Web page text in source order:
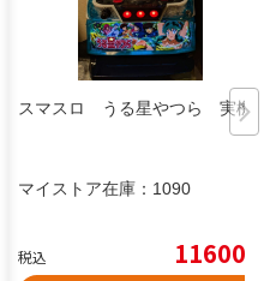
スマスロ うる星やつら 実機
マイストア在庫： 1090
税込 11600